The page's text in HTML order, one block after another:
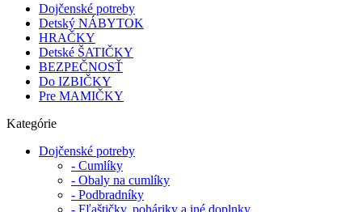
Dojčenské potreby
Detský NÁBYTOK
HRAČKY
Detské ŠATIČKY
BEZPEČNOSŤ
Do IZBIČKY
Pre MAMIČKY
Kategórie
Dojčenské potreby
- Cumlíky
- Obaly na cumlíky
- Podbradníky
- Fľaštičky, poháriky a iné doplnky